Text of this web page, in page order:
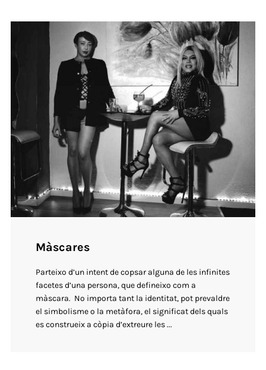
Màscares
Parteixo d’un intent de copsar alguna de les infinites
facetes d’una persona, que defineixo com a
màscara. No importa tant la identitat, pot prevaldre
el simbolisme o la metàfora, el significat dels quals
es construeix a còpia d’extreure les ...